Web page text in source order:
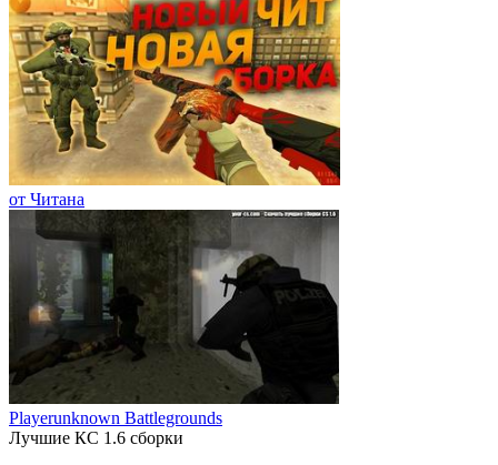
от Читана
Playerunknown Battlegrounds
Лучшие КС 1.6 сборки